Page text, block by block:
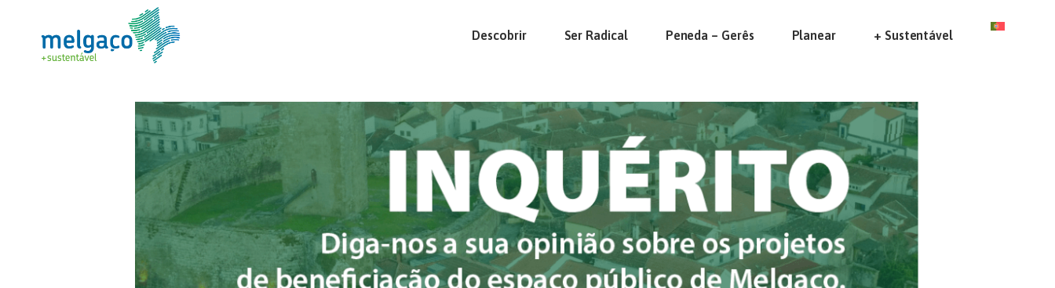
Descobrir Ser Radical Peneda – Gerês Planear + Sustentável